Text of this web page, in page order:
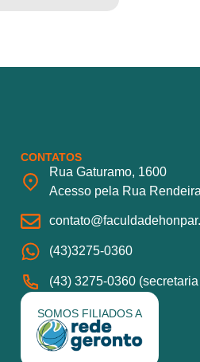
CONTATOS
Rua Gaturamo, 1600
Acesso pela Rua
(43)3275-0360
(43) 3275-0360
SOMOS FILIADOS A